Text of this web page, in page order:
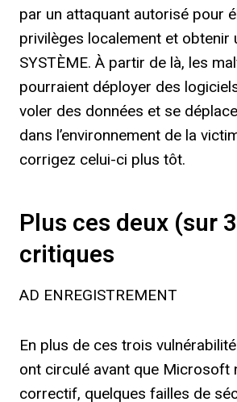
par un attaquant autorisé pour
privilèges localement et obtenir
SYSTÈME. À partir de là, les
pourraient déployer des
voler des données et se
dans l’environnement de la
corrigez celui-ci plus tôt.
Plus ces deux (sur
critiques
AD ENREGISTREMENT
En plus de ces trois
ont circulé avant que Microsoft
correctif, quelques failles de